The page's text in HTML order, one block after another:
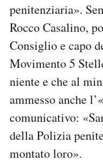
penitenziaria».
Rocco Casalino,
Consiglio e capo
Movimento 5
niente e che al
ammesso anche
comunicativo:
della Polizia
montato loro».